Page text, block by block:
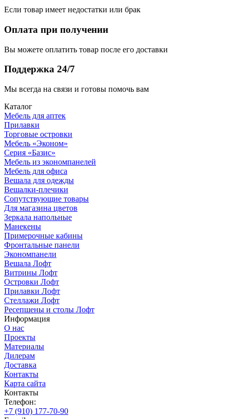
Если товар имеет недостатки или брак
Оплата при получении
Вы можете оплатить товар после его доставки
Поддержка 24/7
Мы всегда на связи и готовы помочь вам
Каталог
Мебель для аптек
Прилавки
Торговые островки
Мебель «Эконом»
Серия «Базис»
Мебель из экономпанелей
Мебель для офиса
Вешала для одежды
Вешалки-плечики
Сопутствующие товары
Для магазина цветов
Зеркала напольные
Манекены
Примерочные кабины
Фронтальные панели
Экономпанели
Вешала Лофт
Витрины Лофт
Островки Лофт
Прилавки Лофт
Стеллажи Лофт
Ресепшены и столы Лофт
Информация
О нас
Проекты
Материалы
Дилерам
Доставка
Контакты
Карта сайта
Контакты
Телефон:
+7 (910) 177-70-90